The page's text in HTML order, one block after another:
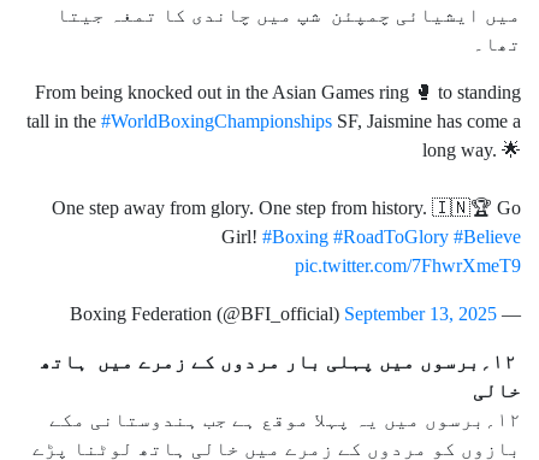
میں ایشیائی چمپئن شپ میں چاندی کا تمغہ جیتا
تھا۔
From being knocked out in the Asian Games ring 🥊 to standing
tall in the #WorldBoxingChampionships SF, Jaismine has come a
long way. 🌟
One step away from glory. One step from history. 🇮🇳🏆 Go
Girl! #Boxing #RoadToGlory #Believe
pic.twitter.com/7FhwrXmeT9
— Boxing Federation (@BFI_official)
September 13, 2025
۱۲؍برسوں میں پہلی بار مردوں کے زمرے میں ہاتھ
خالی
۱۲؍برسوں میں یہ پہلا موقع ہے جب ہندوستانی مکے
بازوں کو مردوں کے زمرے میں خالی ہاتھ لوٹنا پڑے